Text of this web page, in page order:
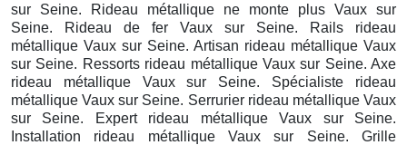
sur Seine. Rideau métallique ne monte plus Vaux sur
Seine. Rideau de fer Vaux sur Seine. Rails rideau
métallique Vaux sur Seine. Artisan rideau métallique Vaux
sur Seine. Ressorts rideau métallique Vaux sur Seine. Axe
rideau métallique Vaux sur Seine. Spécialiste rideau
métallique Vaux sur Seine. Serrurier rideau métallique Vaux
sur Seine. Expert rideau métallique Vaux sur Seine.
Installation rideau métallique Vaux sur Seine. Grille